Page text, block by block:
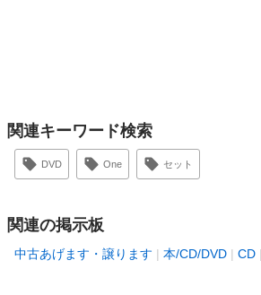
関連キーワード検索
DVD One セット
関連の掲示板
中古あげます・譲ります 本/CD/DVD CD